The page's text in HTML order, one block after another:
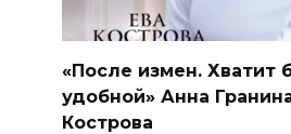
«После измен. Хватит
удобной» Анна
Кострова